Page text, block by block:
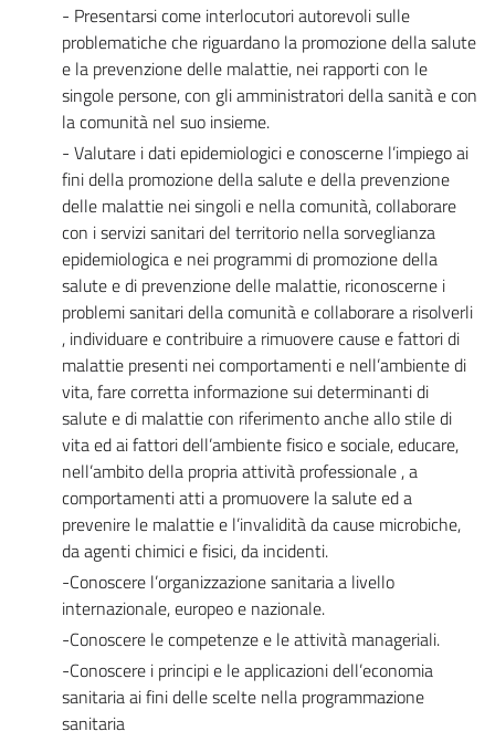
- Presentarsi come interlocutori autorevoli sulle
problematiche che riguardano la promozione della salute
e la prevenzione delle malattie, nei rapporti con le
singole persone, con gli amministratori della sanità e con
la comunità nel suo insieme.
- Valutare i dati epidemiologici e conoscerne l’impiego ai
fini della promozione della salute e della prevenzione
delle malattie nei singoli e nella comunità, collaborare
con i servizi sanitari del territorio nella sorveglianza
epidemiologica e nei programmi di promozione della
salute e di prevenzione delle malattie, riconoscerne i
problemi sanitari della comunità e collaborare a risolverli
, individuare e contribuire a rimuovere cause e fattori di
malattie presenti nei comportamenti e nell’ambiente di
vita, fare corretta informazione sui determinanti di
salute e di malattie con riferimento anche allo stile di
vita ed ai fattori dell’ambiente fisico e sociale, educare,
nell’ambito della propria attività professionale , a
comportamenti atti a promuovere la salute ed a
prevenire le malattie e l’invalidità da cause microbiche,
da agenti chimici e fisici, da incidenti.
-Conoscere l’organizzazione sanitaria a livello
internazionale, europeo e nazionale.
-Conoscere le competenze e le attività manageriali.
-Conoscere i principi e le applicazioni dell’economia
sanitaria ai fini delle scelte nella programmazione
sanitaria